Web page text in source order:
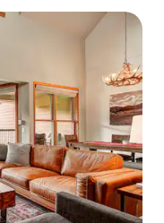
„Odabrali gosti”